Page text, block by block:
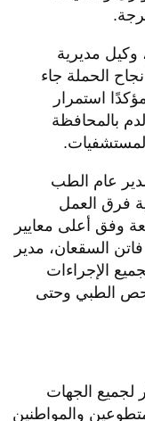
وكيل مديرية
الحملة جاء
استمرار
بالمحافظة
عام الطب
فرق العمل
وفق أعلى معايير
السقعان، مدير
الإجراءات
الطبي وحتى
لجميع الجهات
والمواطنين